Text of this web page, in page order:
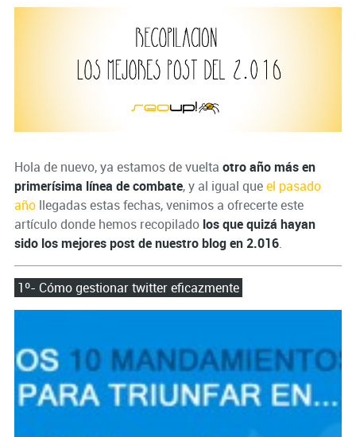
Hola de nuevo, ya estamos de vuelta otro año más en
primerísima línea de combate,y al igual queel pasado
añollegadas estas fechas, venimos a ofrecerte este
artículo donde hemos recopiladolos que quizá hayan
sido los mejores post de nuestro blog en 2.016.
1º- Cómo gestionar twitter eficazmente